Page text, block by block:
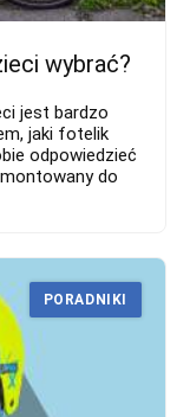
wybrać?
jest bardzo
jaki fotelik
odpowiedzieć
do
PORADNIKI